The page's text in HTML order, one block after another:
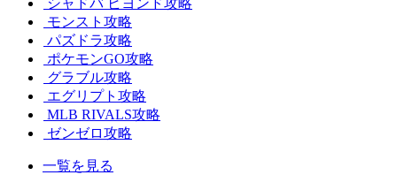
シャドバ ビヨンド攻略
モンスト攻略
パズドラ攻略
ポケモンGO攻略
グラブル攻略
エグリプト攻略
MLB RIVALS攻略
ゼンゼロ攻略
一覧を見る